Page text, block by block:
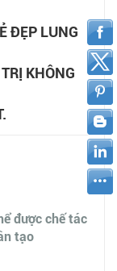
ĐẸP LUNG
KHÔNG
được chế tác
tạo